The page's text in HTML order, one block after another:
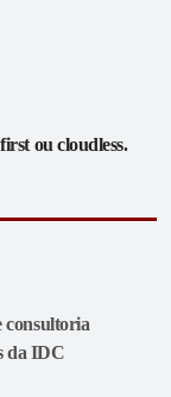
ou cloudless.
consultoria
da IDC